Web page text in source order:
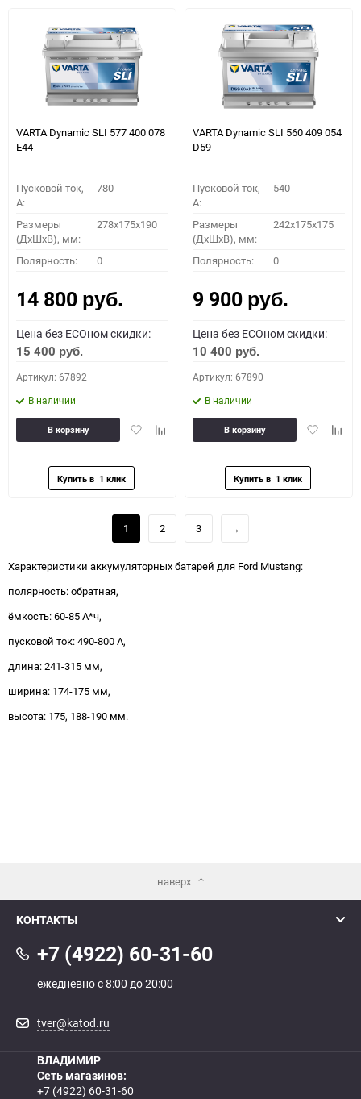
VARTA Dynamic SLI 577 400 078
E44
Пусковой ток,
A:
780
Размеры
(ДхШхВ), мм:
278x175x190
Полярность: 0
14 800 руб.
Цена без ECOном скидки:
15 400 руб.
Артикул: 67892
В наличии
ДобавитьДобавить
В корзину
VARTA Dynamic SLI 560 409 054
D59
Пусковой ток,
A:
540
Размеры
(ДхШхВ), мм:
242x175x175
Полярность: 0
9 900 руб.
Цена без ECOном скидки:
10 400 руб.
Артикул: 67890
В наличии
Добавить
В корзину
1 2 3 →
Характеристики аккумуляторных батарей для Ford Mustang:
полярность: обратная,
ёмкость: 60-85 А*ч,
пусковой ток: 490-800 А,
длина: 241-315 мм,
ширина: 174-175 мм,
высота: 175, 188-190 мм.
наверх
КОНТАКТЫ
+7 (4922) 60-31-60
ежедневно с 8:00 до 20:00
tver@katod.ru
ВЛАДИМИР
Сеть магазинов:
+7 (4922) 60-31-60